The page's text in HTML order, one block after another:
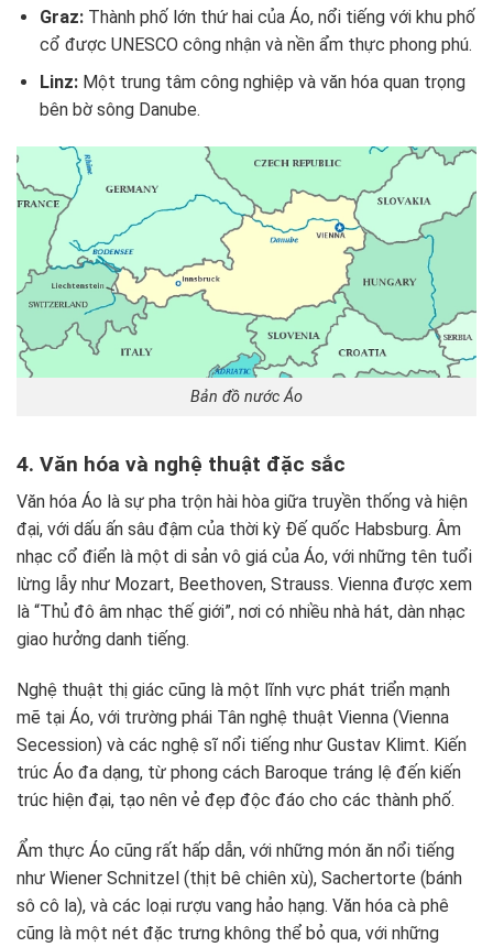
Graz:Thành phố lớn thứ hai của Áo, nổi tiếng với khu phố
cổ được UNESCO công nhận và nền ẩm thực phong phú.
Linz:Một trung tâm công nghiệp và văn hóa quan trọng
bên bờ sông Danube.
Bản đồ nước Áo
4. Văn hóa và nghệ thuật đặc sắc
Văn hóa Áo là sự pha trộn hài hòa giữa truyền thống và hiện
đại, với dấu ấn sâu đậm của thời kỳ Đế quốc Habsburg. Âm
nhạc cổ điển là một di sản vô giá của Áo, với những tên tuổi
lừng lẫy như Mozart, Beethoven, Strauss. Vienna được xem
là “Thủ đô âm nhạc thế giới”, nơi có nhiều nhà hát, dàn nhạc
giao hưởng danh tiếng.
Nghệ thuật thị giác cũng là một lĩnh vực phát triển mạnh
mẽ tại Áo, với trường phái Tân nghệ thuật Vienna (Vienna
Secession) và các nghệ sĩ nổi tiếng như Gustav Klimt. Kiến
trúc Áo đa dạng, từ phong cách Baroque tráng lệ đến kiến
trúc hiện đại, tạo nên vẻ đẹp độc đáo cho các thành phố.
Ẩm thực Áo cũng rất hấp dẫn, với những món ăn nổi tiếng
như Wiener Schnitzel (thịt bê chiên xù), Sachertorte (bánh
sô cô la), và các loại rượu vang hảo hạng. Văn hóa cà phê
cũng là một nét đặc trưng không thể bỏ qua, với những